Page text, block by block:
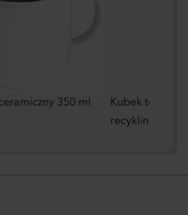
350 ml
Kubek
recyklingu